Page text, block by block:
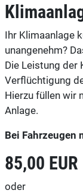
Ihr Klimaanlage
unangenehm?
Die Leistung der
Verflüchtigung
Hierzu füllen wir
Anlage.
Bei Fahrzeugen
85,00 EUR
oder